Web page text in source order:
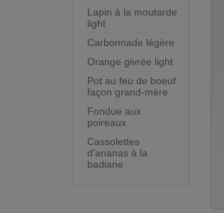
Lapin à la moutarde
light
Carbonnade légère
Orange givrée light
Pot au feu de boeuf
façon grand-mère
Fondue aux
poireaux
Cassolettes
d'ananas à la
badiane